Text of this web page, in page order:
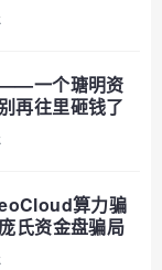
——一个瑭明资
再往里砸钱了
算力骗
氏资金盘骗局